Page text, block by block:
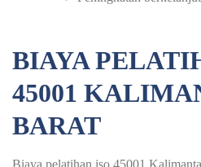
BIAYA
45001
BARAT
Biaya pelatihan iso 45001